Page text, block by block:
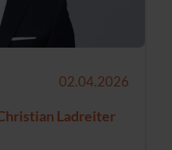
02.04.2026
Ladreiter